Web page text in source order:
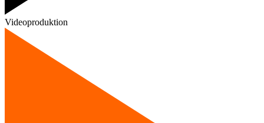
Videoproduktion